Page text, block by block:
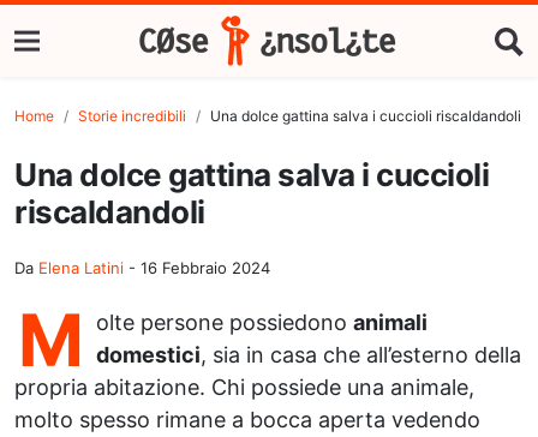
Home Storie incredibili Una dolce gattina salva i cuccioli riscaldandoli
Una dolce gattina salva i cuccioli
riscaldandoli
Da Elena Latini - 16 Febbraio 2024
M olte persone possiedono animali
domestici, sia in casa che all’esterno della
propria abitazione. Chi possiede una animale,
molto spesso rimane a bocca aperta vedendo